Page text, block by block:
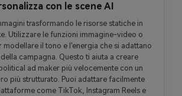
con le scene AI
trasformando le risorse statiche in
Utilizzare le funzioni immagine-video o
il tono e l'energia che si adattano
campagna. Questo ti aiuta a creare
ad maker più velocemente con un
più strutturato. Puoi adattare facilmente
come TikTok, Instagram Reels e